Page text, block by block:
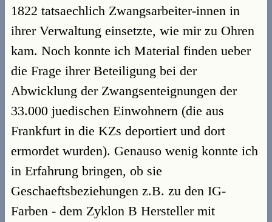
1822 tatsaechlich Zwangsarbeiter-innen in
ihrer Verwaltung einsetzte, wie mir zu Ohren
kam. Noch konnte ich Material finden ueber
die Frage ihrer Beteiligung bei der
Abwicklung der Zwangsenteignungen der
33.000 juedischen Einwohnern (die aus
Frankfurt in die KZs deportiert und dort
ermordet wurden). Genauso wenig konnte ich
in Erfahrung bringen, ob sie
Geschaeftsbeziehungen z.B. zu den IG-
Farben - dem Zyklon B Hersteller mit